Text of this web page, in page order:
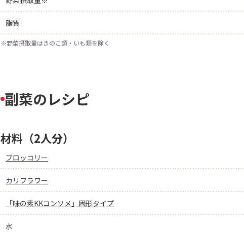
脂質
※野菜摂取量はきのこ類・いも類を除く
副菜のレシピ
材料（2人分）
ブロッコリー
カリフラワー
「味の素KKコンソメ」固形タイプ
水